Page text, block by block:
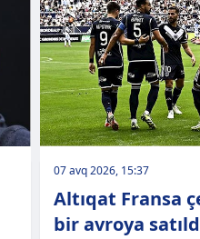
07 avq 2026, 15:37
Altıqat Fransa
bir avroya